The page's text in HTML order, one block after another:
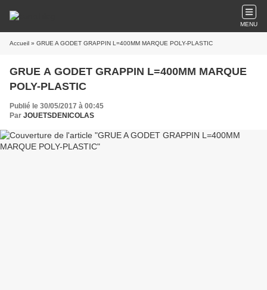
MENU
Accueil » GRUE A GODET GRAPPIN L=400MM MARQUE POLY-PLASTIC
GRUE A GODET GRAPPIN L=400MM MARQUE
POLY-PLASTIC
Publié le 30/05/2017 à 00:45
Par JOUETSDENICOLAS